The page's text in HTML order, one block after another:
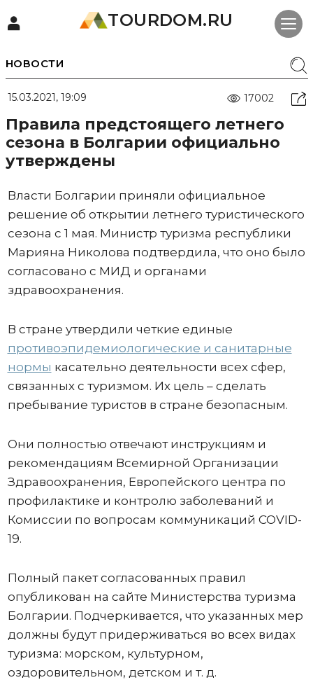
TOURDOM.RU
НОВОСТИ
15.03.2021, 19:09 17002
Правила предстоящего летнего
сезона в Болгарии официально
утверждены
Власти Болгарии приняли официальное
решение об открытии летнего туристического
сезона с 1 мая. Министр туризма республики
Марияна Николова подтвердила, что оно было
согласовано с МИД и органами
здравоохранения.
В стране утвердили четкие единые
противоэпидемиологические и санитарные
нормы касательно деятельности всех сфер,
связанных с туризмом. Их цель – сделать
пребывание туристов в стране безопасным.
Они полностью отвечают инструкциям и
рекомендациям Всемирной Организации
Здравоохранения, Европейского центра по
профилактике и контролю заболеваний и
Комиссии по вопросам коммуникаций COVID-
19.
Полный пакет согласованных правил
опубликован на сайте Министерства туризма
Болгарии. Подчеркивается, что указанных мер
должны будут придерживаться во всех видах
туризма: морском, культурном,
оздоровительном, детском и т. д.